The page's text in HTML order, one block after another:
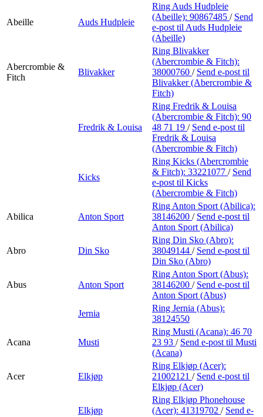
Abeille Auds Hudpleie
Ring Auds Hudpleie
(Abeille): 90867485 / Send
e-post til Auds Hudpleie
(Abeille)
Abercrombie &
Fitch
Blivakker
Ring Blivakker
(Abercrombie & Fitch):
38000760 / Send e-post til
Blivakker (Abercrombie &
Fitch)
Fredrik & Louisa
Ring Fredrik & Louisa
(Abercrombie & Fitch): 90
48 71 19 / Send e-post til
Fredrik & Louisa
(Abercrombie & Fitch)
Kicks
Ring Kicks (Abercrombie
& Fitch): 33221077 / Send
e-post til Kicks
(Abercrombie & Fitch)
Abilica Anton Sport
Ring Anton Sport (Abilica):
38146200 / Send e-post til
Anton Sport (Abilica)
Abro Din Sko
Ring Din Sko (Abro):
38049144 / Send e-post til
Din Sko (Abro)
Abus Anton Sport
Ring Anton Sport (Abus):
38146200 / Send e-post til
Anton Sport (Abus)
Jernia
Ring Jernia (Abus):
38124550
Acana Musti
Ring Musti (Acana): 46 70
23 93 / Send e-post til Musti
(Acana)
Acer Elkjøp
Ring Elkjøp (Acer):
21002121 / Send e-post til
Elkjøp (Acer)
Elkjøp
Ring Elkjøp Phonehouse
(Acer): 41319702 / Send e-